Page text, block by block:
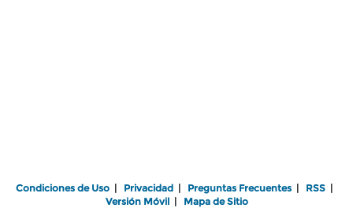
Condiciones de Uso | Privacidad | Preguntas Frecuentes | RSS |
Versión Móvil| Mapa de Sitio